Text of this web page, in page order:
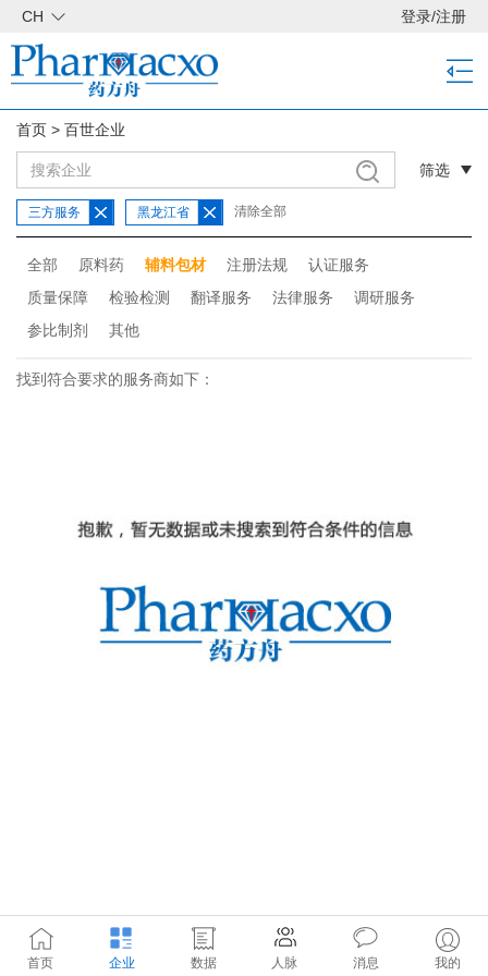
CH 登录/注册
首页 > 百世企业
筛选
三方服务 黑龙江省 清除全部
全部 原料药 辅料包材 注册法规
认证服务
质量保障
检验检测 翻译服务 法律服务
调研服务
参比制剂
其他
找到符合要求的服务商如下：
首页 企业 数据 人脉 消息 我的